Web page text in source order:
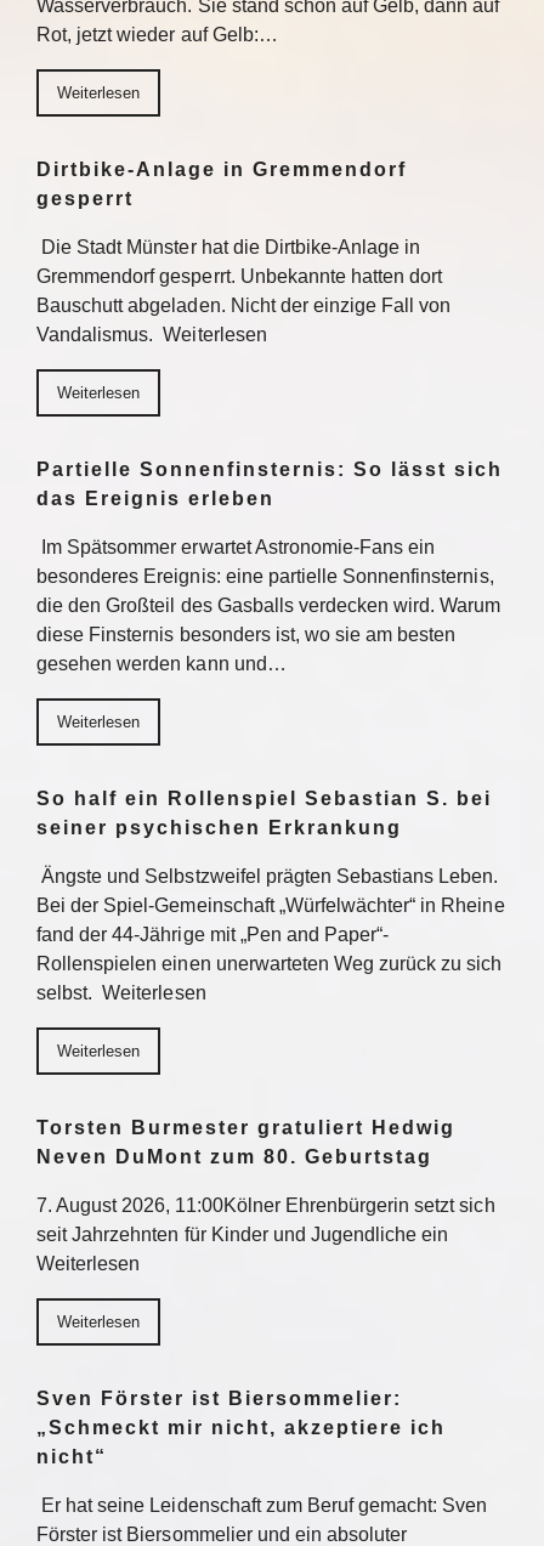
Wasserverbrauch. Sie stand schon auf Gelb, dann auf
Rot, jetzt wieder auf Gelb:…
Weiterlesen
Dirtbike-Anlage in Gremmendorf
gesperrt
Die Stadt Münster hat die Dirtbike-Anlage in
Gremmendorf gesperrt. Unbekannte hatten dort
Bauschutt abgeladen. Nicht der einzige Fall von
Vandalismus. Weiterlesen
Weiterlesen
Partielle Sonnenfinsternis: So lässt sich
das Ereignis erleben
Im Spätsommer erwartet Astronomie-Fans ein
besonderes Ereignis: eine partielle Sonnenfinsternis,
die den Großteil des Gasballs verdecken wird. Warum
diese Finsternis besonders ist, wo sie am besten
gesehen werden kann und…
Weiterlesen
So half ein Rollenspiel Sebastian S. bei
seiner psychischen Erkrankung
Ängste und Selbstzweifel prägten Sebastians Leben.
Bei der Spiel-Gemeinschaft „Würfelwächter“ in Rheine
fand der 44-Jährige mit „Pen and Paper“-
Rollenspielen einen unerwarteten Weg zurück zu sich
selbst. Weiterlesen
Weiterlesen
Torsten Burmester gratuliert Hedwig
Neven DuMont zum 80. Geburtstag
7. August 2026, 11:00Kölner Ehrenbürgerin setzt sich
seit Jahrzehnten für Kinder und Jugendliche ein
Weiterlesen
Weiterlesen
Sven Förster ist Biersommelier:
„Schmeckt mir nicht, akzeptiere ich
nicht“
Er hat seine Leidenschaft zum Beruf gemacht: Sven
Förster ist Biersommelier und ein absoluter